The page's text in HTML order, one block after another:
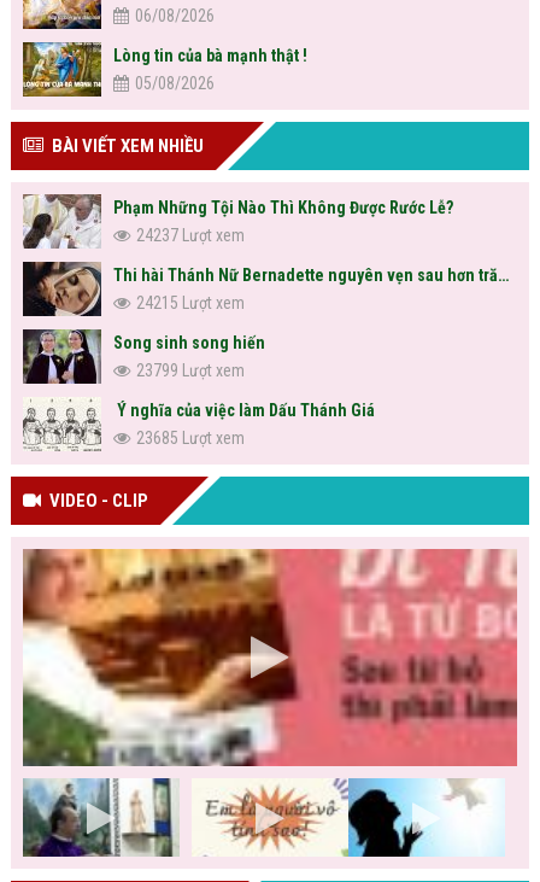
06/08/2026
Lòng tin của bà mạnh thật !
05/08/2026
BÀI VIẾT XEM NHIỀU
Phạm Những Tội Nào Thì Không Được Rước Lễ?
24237 Lượt xem
Thi hài Thánh Nữ Bernadette nguyên vẹn sau hơn trăm năm
24215 Lượt xem
Song sinh song hiến
23799 Lượt xem
Ý nghĩa của việc làm Dấu Thánh Giá
23685 Lượt xem
VIDEO - CLIP